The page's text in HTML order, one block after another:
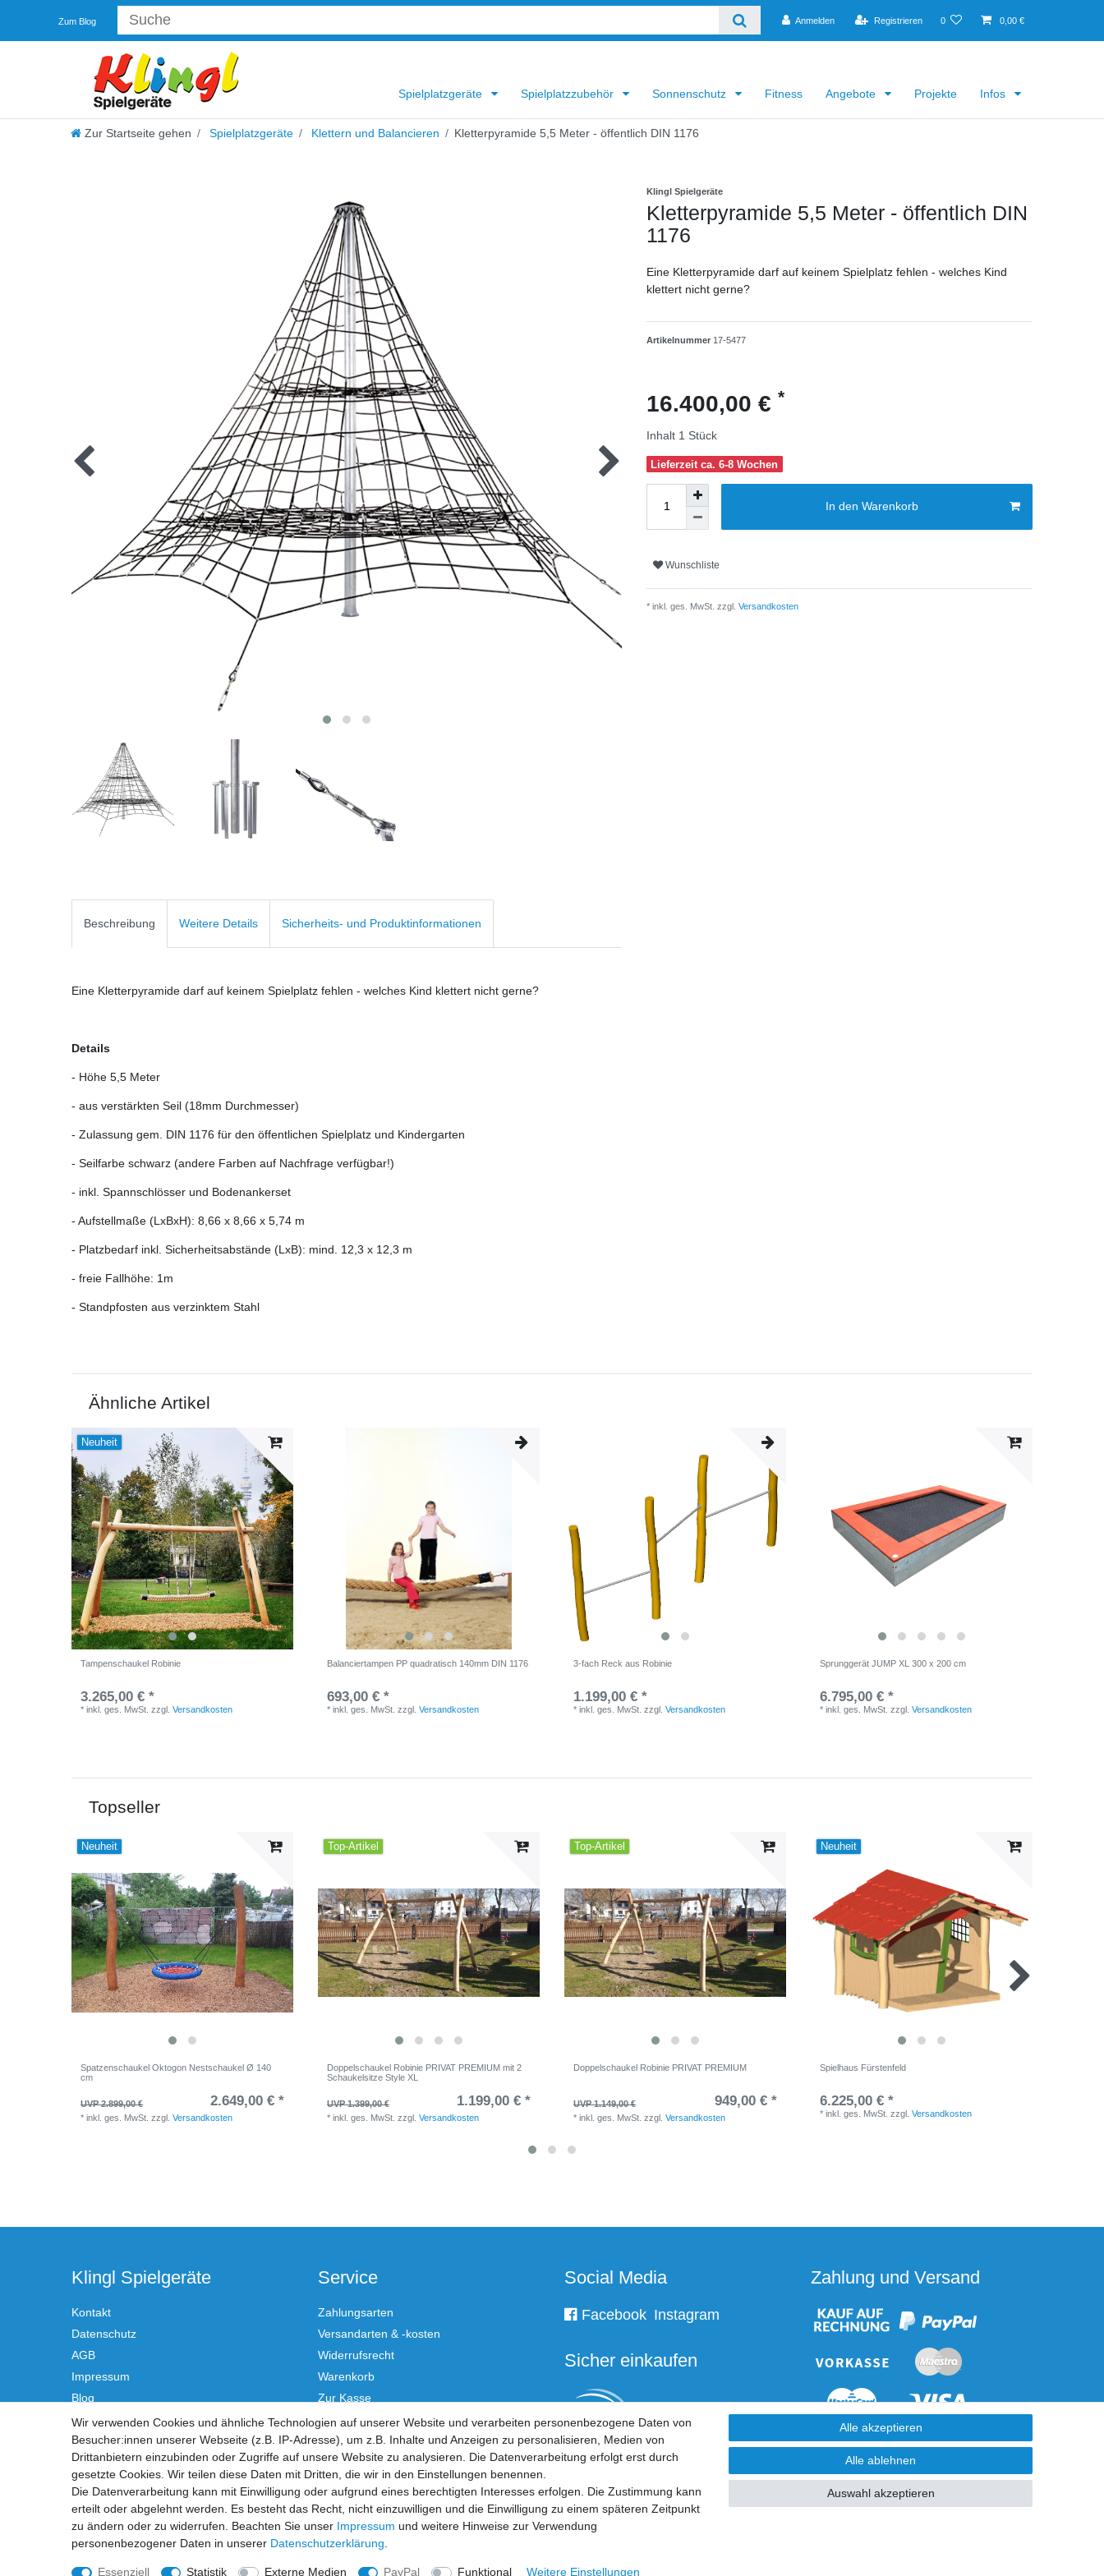
Zum Blog Anmelden Registrieren 0 0,00 €
Spielplatzgeräte Spielplatzzubehör Sonnenschutz Fitness Angebote Projekte Infos
Zur Startseite gehen Spielplatzgeräte Klettern und Balancieren Kletterpyramide 5,5 Meter - öffentlich DIN 1176
Klingl Spielgeräte
Kletterpyramide 5,5 Meter - öffentlich DIN
1176
Eine Kletterpyramide darf auf keinem Spielplatz fehlen - welches Kind
klettert nicht gerne?
Artikelnummer 17-5477
16.400,00 € *
Inhalt 1 Stück
Lieferzeit ca. 6-8 Wochen
In den Warenkorb
Wunschliste
* inkl. ges. MwSt. zzgl. Versandkosten
Beschreibung Weitere Details Sicherheits- und Produktinformationen
Eine Kletterpyramide darf auf keinem Spielplatz fehlen - welches Kind klettert nicht gerne?
Details
- Höhe 5,5 Meter
- aus verstärkten Seil (18mm Durchmesser)
- Zulassung gem. DIN 1176 für den öffentlichen Spielplatz und Kindergarten
- Seilfarbe schwarz (andere Farben auf Nachfrage verfügbar!)
- inkl. Spannschlösser und Bodenankerset
- Aufstellmaße (LxBxH): 8,66 x 8,66 x 5,74 m
- Platzbedarf inkl. Sicherheitsabstände (LxB): mind. 12,3 x 12,3 m
- freie Fallhöhe: 1m
- Standpfosten aus verzinktem Stahl
Ähnliche Artikel
Neuheit
Tampenschaukel Robinie
3.265,00 € *
*inkl. ges. MwSt. zzgl.Versandkosten
Balanciertampen PP quadratisch 140mm DIN 1176
693,00 € *
*inkl. ges. MwSt. zzgl.Versandkosten
3-fach Reck aus Robinie
1.199,00 € *
*inkl. ges. MwSt. zzgl.Versandkosten
Sprunggerät JUMP XL 300 x 200 cm
6.795,00 € *
*inkl. ges. MwSt. zzgl.Versandkosten
Topseller
Neuheit
Spatzenschaukel Oktogon Nestschaukel Ø 140
cm
UVP 2.899,00 € 2.649,00 € *
*inkl. ges. MwSt. zzgl.Versandkosten
Top-Artikel
Doppelschaukel Robinie PRIVAT PREMIUM mit 2
Schaukelsitze Style XL
UVP 1.399,00 € 1.199,00 € *
*inkl. ges. MwSt. zzgl.Versandkosten
Top-Artikel
Doppelschaukel Robinie PRIVAT PREMIUM
UVP 1.149,00 € 949,00 € *
*inkl. ges. MwSt. zzgl.Versandkosten
Neuheit
Spielhaus Fürstenfeld
6.225,00 € *
*inkl. ges. MwSt. zzgl.Versandkosten
Klingl Spielgeräte
Kontakt
Datenschutz
AGB
Impressum
Blog
Service
Zahlungsarten
Versandarten & -kosten
Widerrufsrecht
Warenkorb
Zur Kasse
Hilfe
Vertrag widerrufen
Social Media
Facebook Instagram
Sicher einkaufen
Zahlung und Versand
Wir verwenden Cookies und ähnliche Technologien auf unserer Website und verarbeiten personenbezogene Daten von
Besucher:innen unserer Webseite (z.B. IP-Adresse), um z.B. Inhalte und Anzeigen zu personalisieren, Medien von
Drittanbietern einzubinden oder Zugriffe auf unsere Website zu analysieren. Die Datenverarbeitung erfolgt erst durch
gesetzte Cookies. Wir teilen diese Daten mit Dritten, die wir in den Einstellungen benennen.
Die Datenverarbeitung kann mit Einwilligung oder aufgrund eines berechtigten Interesses erfolgen. Die Zustimmung kann
erteilt oder abgelehnt werden. Es besteht das Recht, nicht einzuwilligen und die Einwilligung zu einem späteren Zeitpunkt
zu ändern oder zu widerrufen. Beachten Sie unser Impressum und weitere Hinweise zur Verwendung
personenbezogener Daten in unserer Daten­schutz­erklärung
Essenziell Statistik Externe Medien PayPal Funktional Weitere Einstellungen
Alle akzeptieren
Alle ablehnen
Auswahl akzeptieren